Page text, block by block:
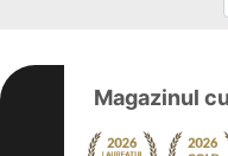
Magazinul